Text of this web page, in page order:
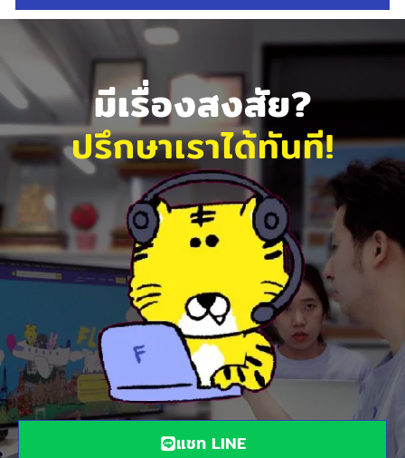
มีเรื่องสงสัย?
ปรึกษาเราได้ทันที!
แชท LINE